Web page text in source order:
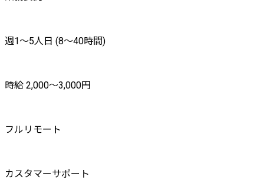
週1〜5人日 (8〜40時間)
時給 2,000〜3,000円
フルリモート
カスタマーサポート